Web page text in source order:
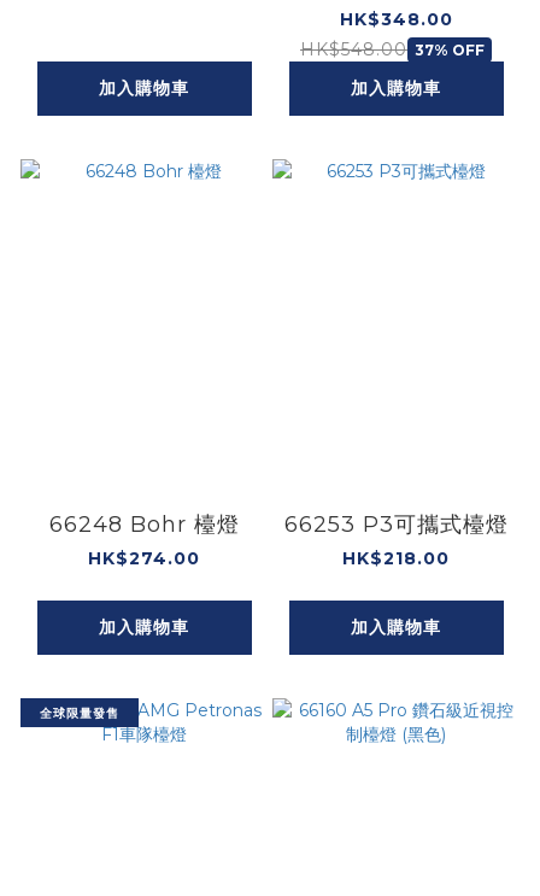
加入購物車
HK$348.00
HK$548.00 37% OFF
加入購物車
66248 Bohr 檯燈
HK$274.00
加入購物車
66253 P3可攜式檯燈
HK$218.00
加入購物車
全球限量發售